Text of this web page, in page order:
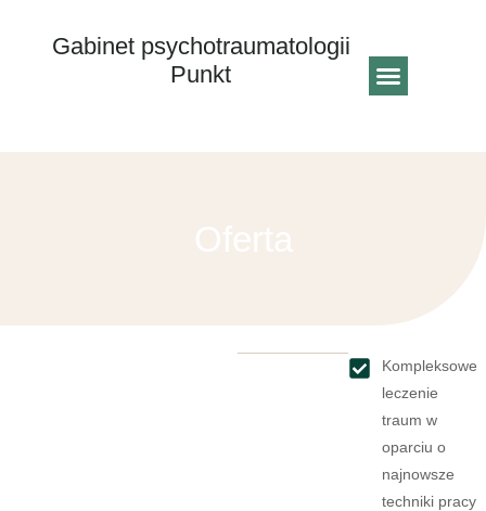
Gabinet psychotraumatologii
Punkt
Kompleksowe
leczenie
traum w
oparciu o
najnowsze
techniki pracy